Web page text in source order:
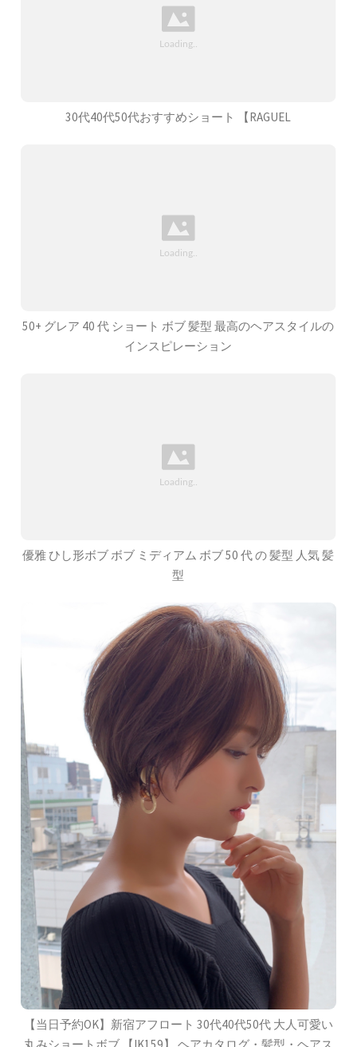
30代40代50代おすすめショート 【RAGUEL
50+ グレア 40 代 ショート ボブ 髪型 最高のヘアスタイルの
インスピレーション
優雅 ひし形ボブ ボブ ミディアム ボブ 50 代 の 髪型 人気 髪
型
【当日予約OK】新宿アフロート 30代40代50代 大人可愛い